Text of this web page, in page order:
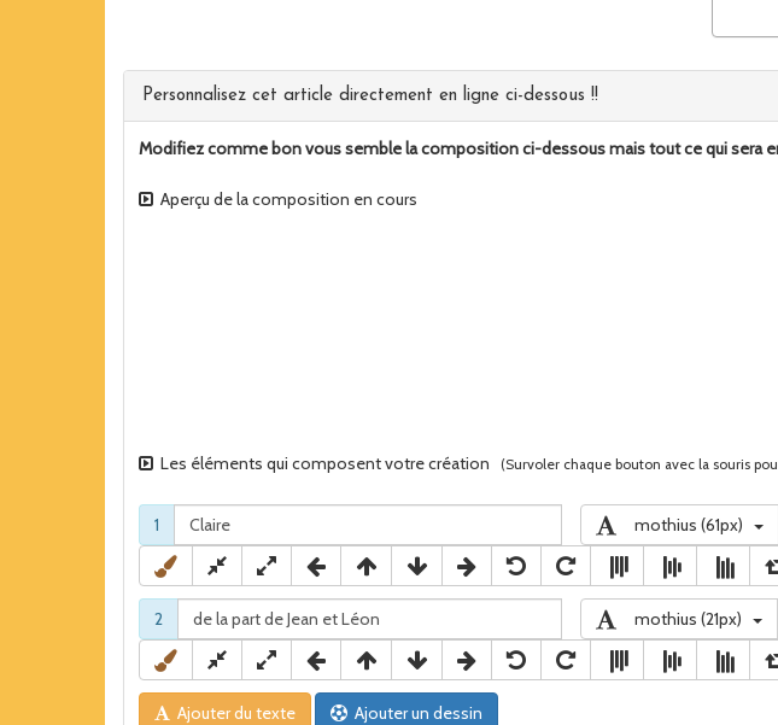
Personnalisez cet article directement en ligne ci-dessous !!
Modifiez comme bon vous semble la composition ci-dessous mais tout ce qui sera
Aperçu de la composition en cours
Les éléments qui composent votre création (Survoler chaque bouton avec la souris
1 mothius (61px)
2 mothius (21px)
Ajouter du texte Ajouter un dessin